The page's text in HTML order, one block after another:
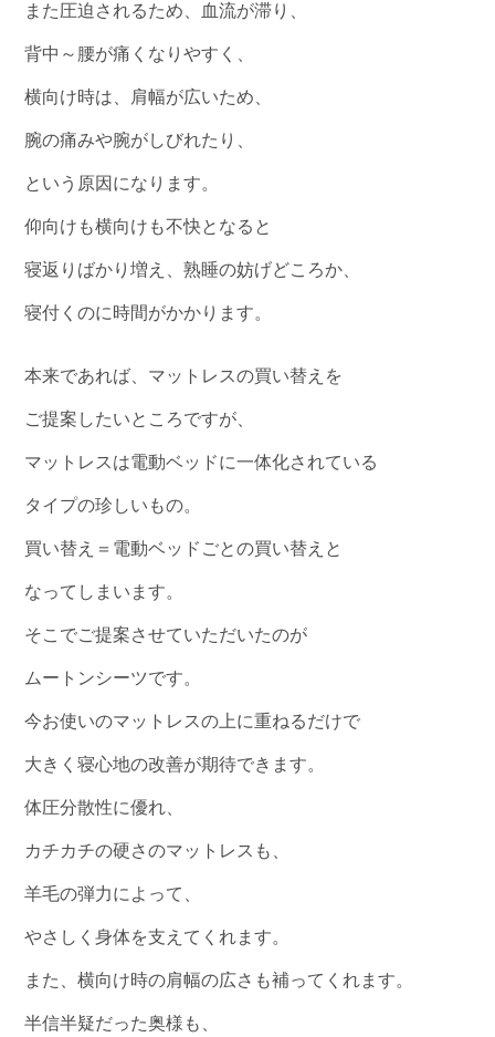
また圧迫されるため、血流が滞り、
背中～腰が痛くなりやすく、
横向け時は、肩幅が広いため、
腕の痛みや腕がしびれたり、
という原因になります。
仰向けも横向けも不快となると
寝返りばかり増え、熟睡の妨げどころか、
寝付くのに時間がかかります。
本来であれば、マットレスの買い替えを
ご提案したいところですが、
マットレスは電動ベッドに一体化されている
タイプの珍しいもの。
買い替え＝電動ベッドごとの買い替えと
なってしまいます。
そこでご提案させていただいたのが
ムートンシーツです。
今お使いのマットレスの上に重ねるだけで
大きく寝心地の改善が期待できます。
体圧分散性に優れ、
カチカチの硬さのマットレスも、
羊毛の弾力によって、
やさしく身体を支えてくれます。
また、横向け時の肩幅の広さも補ってくれます。
半信半疑だった奥様も、